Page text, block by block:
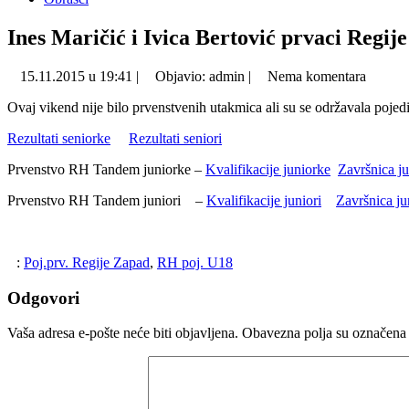
Ines Maričić i Ivica Bertović prvaci
15.11.2015 u 19:41 | Objavio: admin |
Nema komentara
Ovaj vikend nije bilo prvenstvenih utakmica ali su se održavala
Rezultati seniorke
Rezultati seniori
Prvenstvo RH Tandem juniorke – Kvalifikacije juniorke Završnica
Prvenstvo RH Tandem juniori – Kvalifikacije juniori Završnica
:Poj.prv. Regije Zapad ,RH poj. U18
Odgovori
Vaša adresa e-pošte neće biti objavljena. Obavezna polja su označena